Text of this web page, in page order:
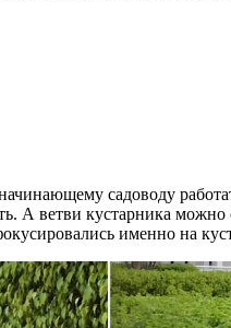
садоводу
А ветви кустарника можно
именно на